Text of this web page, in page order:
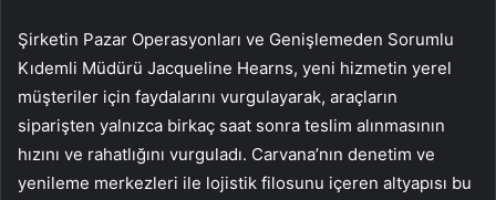
Şirketin Pazar Operasyonları ve Genişlemeden Sorumlu
Kıdemli Müdürü Jacqueline Hearns, yeni hizmetin yerel
müşteriler için faydalarını vurgulayarak, araçların
siparişten yalnızca birkaç saat sonra teslim alınmasının
hızını ve rahatlığını vurguladı. Carvana’nın denetim ve
yenileme merkezleri ile lojistik filosunu içeren altyapısı bu